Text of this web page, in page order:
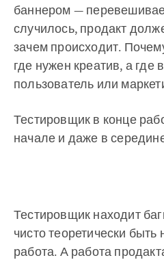
баннером —
случилось, продакт
зачем происходит.
где нужен креатив, а где
пользователь или
Тестировщик в конце
начале и даже в
Тестировщик находит
чисто теоретически
работа. А работа